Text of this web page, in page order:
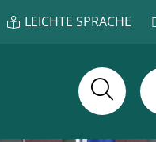
LEICHTE SPRACHE